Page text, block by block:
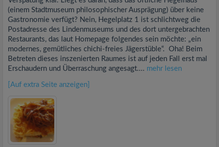
(einem Stadtmuseum philosophischer Ausprägung) über keine
Gastronomie verfügt? Nein, Hegelplatz 1 ist schlichtweg die
Postadresse des Lindenmuseums und des dort untergebrachten
Restaurants, das laut Homepage folgendes sein möchte: „ein
modernes, gemütliches chichi-freies Jägerstüble“. Oha! Beim
Betreten dieses inszenierten Raumes ist auf jeden Fall erst mal
Erschaudern und Überraschung angesagt.... mehr lesen
[Auf extra Seite anzeigen]